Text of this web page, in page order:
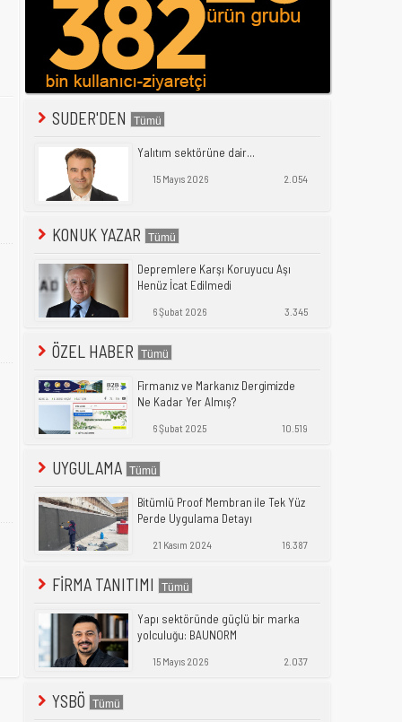
SUDER'DEN
Yalıtım sektörüne dair...
15 Mayıs 2026 2.054
KONUK YAZAR
Depremlere Karşı Koruyucu Aşı
Henüz İcat Edilmedi
6 Şubat 2026 3.345
ÖZEL HABER
Firmanız ve Markanız Dergimizde
Ne Kadar Yer Almış?
6 Şubat 2025 10.519
UYGULAMA
Bitümlü Proof Membran ile Tek Yüz
Perde Uygulama Detayı
21 Kasım 2024 16.387
FİRMA TANITIMI
Yapı sektöründe güçlü bir marka
yolculuğu: BAUNORM
15 Mayıs 2026 2.037
YSBÖ